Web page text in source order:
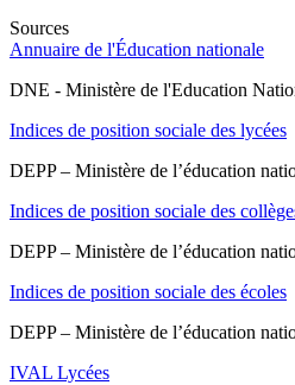
Sources
Annuaire de l'Éducation nationale
DNE - Ministère de l'Education
Indices de position sociale des lycées
DEPP – Ministère de l’éducation
Indices de position sociale des
DEPP – Ministère de l’éducation
Indices de position sociale des écoles
DEPP – Ministère de l’éducation
IVAL Lycées